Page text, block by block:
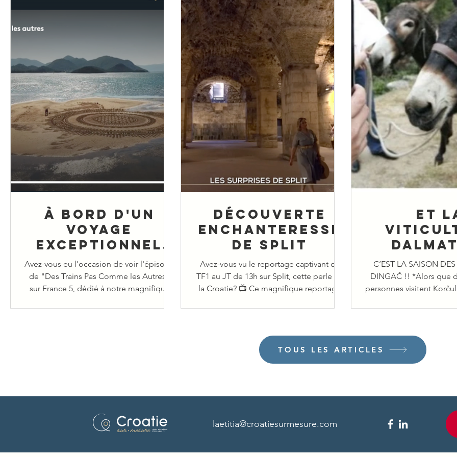
À bord d'un
voyage
exceptionnel
en Croatie!
Avez-vous eu l'occasion de voir l'épisode
de "Des Trains Pas Comme les Autres"
sur France 5, dédié à notre magnifique
Découverte
enchanteresse
de Split
Avez-vous vu le reportage captivant de
TF1 au JT de 13h sur Split, cette perle de
la Croatie? 📺 Ce magnifique reportage
Et
C’EST LA SAISON
DINGAČ !! *Alors que
personnes visitent
TOUS LES ARTICLES
laetitia@croatiesurmesure.com